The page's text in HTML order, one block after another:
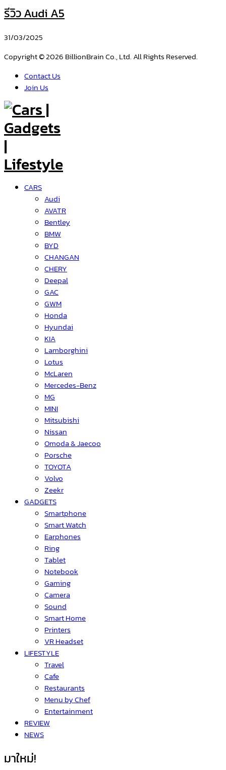
รีวิว Audi A5
31/03/2025
Copyright © 2026 BillionBrain Co., Ltd. All Rights Reserved.
Contact Us
Join Us
CARS
Audi
AVATR
Bentley
BMW
BYD
CHANGAN
CHERY
Deepal
GAC
GWM
Honda
Hyundai
KIA
Lamborghini
Lotus
McLaren
Mercedes-Benz
MG
MINI
Mitsubishi
Nissan
Omoda & Jaecoo
Porsche
TOYOTA
Volvo
Zeekr
GADGETS
Smartphone
Smart Watch
Earphones
Ring
Tablet
Notebook
Gaming
Camera
Sound
Smart Home
Printers
VR Headset
LIFESTYLE
Travel
Cafe
Restaurants
Menu by Chef
Entertainment
REVIEW
NEWS
มาใหม่!